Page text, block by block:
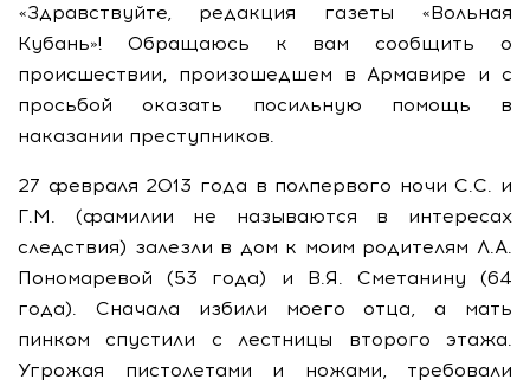
«Здравствуйте, редакция газеты «Вольная
Кубань»! Обращаюсь к вам сообщить о
происшествии, произошедшем в Армавире и с
просьбой оказать посильную помощь в
наказании преступников.
27 февраля 2013 года в полпервого ночи С.С. и
Г.М. (фамилии не называются в интересах
следствия) залезли в дом к моим родителям Л.А.
Пономаревой (53 года) и В.Я. Сметанину (64
года). Сначала избили моего отца, а мать
пинком спустили с лестницы второго этажа.
Угрожая пистолетами и ножами, требовали